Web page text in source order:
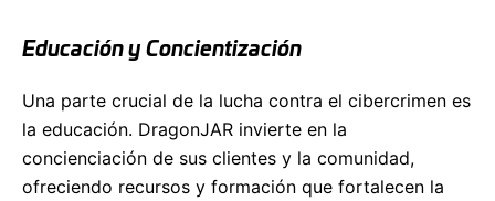
Educación y Concientización
Una parte crucial de la lucha contra el cibercrimen es
la educación. DragonJAR invierte en la
concienciación de sus clientes y la comunidad,
ofreciendo recursos y formación que fortalecen la